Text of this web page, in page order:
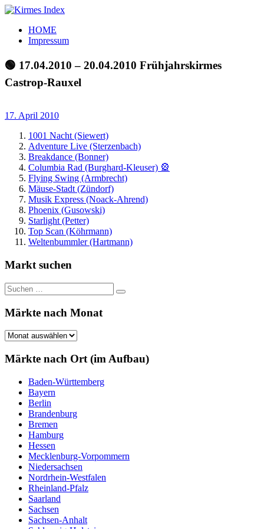
Zum
springen
Kirmes
Index
Tourpläne
der
letzten
Jahre
HOME
Impressum
🟢 17.04.2010 – 20.04.2010 Frühjahrskirmes
Castrop-Rauxel
17. April 2010
1001 Nacht (Siewert)
Adventure Live (Sterzenbach)
Breakdance (Bonner)
Columbia Rad (Burghard-Kleuser) 🎡
Flying Swing (Armbrecht)
Mäuse-Stadt (Zündorf)
Musik Express (Noack-Ahrend)
Phoenix (Gusowski)
Starlight (Petter)
Top Scan (Köhrmann)
Weltenbummler (Hartmann)
Markt suchen
Suchen
nach:
Suchen
Märkte nach Monat
Märkte
Monat
Märkte nach Ort (im Aufbau)
Baden-Württemberg
Bayern
Berlin
Brandenburg
Bremen
Hamburg
Hessen
Mecklenburg-Vorpommern
Niedersachsen
Nordrhein-Westfalen
Rheinland-Pfalz
Saarland
Sachsen
Sachsen-Anhalt